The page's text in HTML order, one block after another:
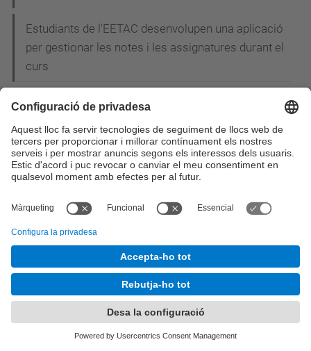
Estudiants de l'EETAC desenvolupen una aplicació
per gestionar les notes i les assignatures durant el
curs
Dilluns 27 d'Abril - Conferència: "Ús de la
projectes e-DNI i e-Passaport"
Inscriu-te ja a la 20a Nit de les Telecomunicacions
Estudiants de l'EETAC i l'ETSEIAT construeixen un
"drone" per salvar rinoceronts i elefants de la
cacera furtiva a l’Àfrica
L'EETAC participa a la I Jornada CiTIC: els
enginyers de telecomunicació reivindiquen el
paper de líders en la concepció i el disseny de les